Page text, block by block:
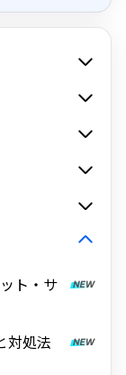
ト・サ
対処法